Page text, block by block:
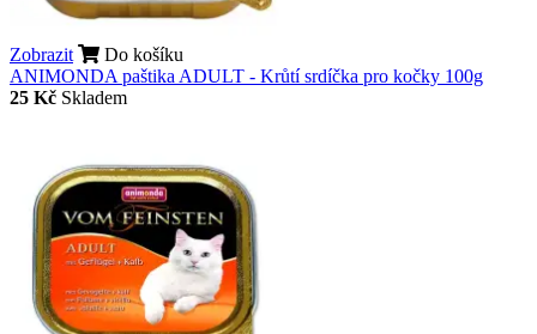
Zobrazit
Do košíku
ANIMONDA paštika ADULT - Krůtí srdíčka pro kočky 100g
25 Kč Skladem